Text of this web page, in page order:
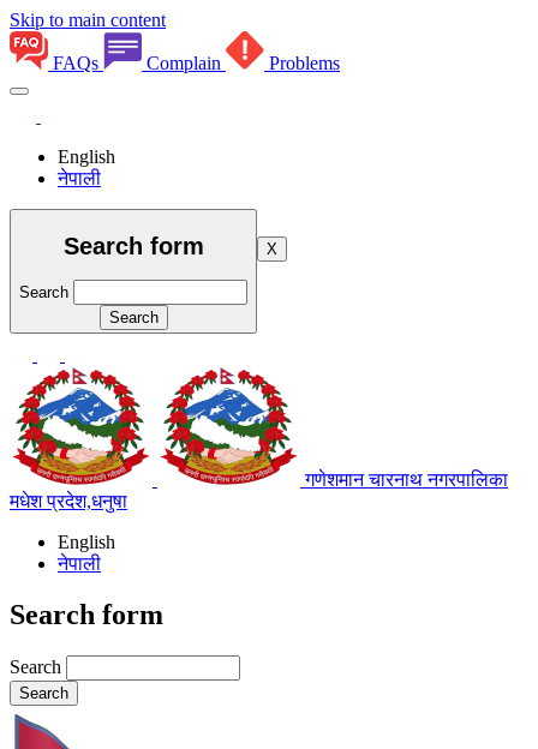
Skip to main content
FAQs Complain Problems
English
नेपाली
Search form
Search
X
गणेशमान चारनाथ नगरपालिका
मधेश प्रदेश,धनुषा
English
नेपाली
Search form
Search